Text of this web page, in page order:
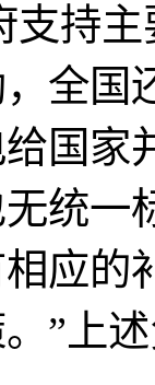
持主
全国
国家
统一
应的
”上